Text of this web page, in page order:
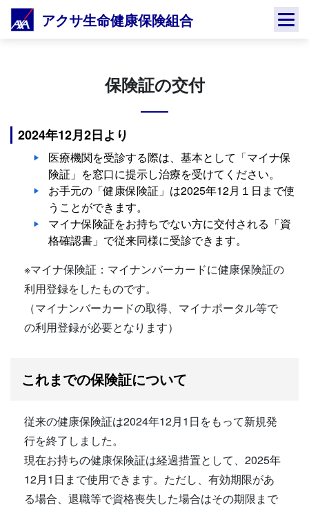
Skip
アクサ生命健康保険組合
保険証の交付
2024年12月2日より
医療機関を受診する際は、基本として「マイナ保
険証」を窓口に提示し治療を受けてください。
お手元の「健康保険証」は2025年12月１日まで使
うことができます。
マイナ保険証をお持ちでない方に交付される「資
格確認書」で従来同様に受診できます。
※マイナ保険証：マイナンバーカードに健康保険証の
利用登録をしたものです。
（マイナンバーカードの取得、マイナポータル等で
の利用登録が必要となります）
これまでの保険証について
従来の健康保険証は2024年12月1日をもって新規発
行を終了しました。
現在お持ちの健康保険証は経過措置として、2025年
12月1日まで使用できます。ただし、有効期限があ
る場合、退職等で資格喪失した場合はその期限まで